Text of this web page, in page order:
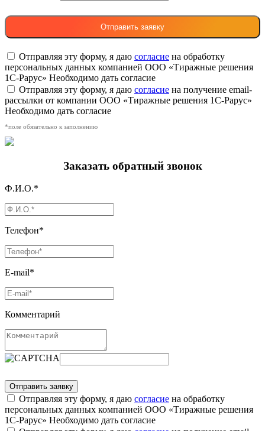
Отправляя эту форму, я даю согласие на обработку
персональных данных компанией ООО «Тиражные решения
1С-Рарус» Необходимо дать согласие
Отправляя эту форму, я даю согласие на получение email-
рассылки от компании ООО «Тиражные решения 1С-Рарус»
Необходимо дать согласие
*поле обязательно к заполнению
Заказать обратный звонок
Ф.И.О.*
Телефон*
E-mail*
Комментарий
Отправляя эту форму, я даю согласие на обработку
персональных данных компанией ООО «Тиражные решения
1С-Рарус» Необходимо дать согласие